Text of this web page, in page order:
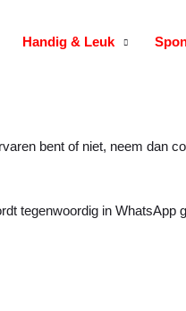
Handig & Leuk
bent of niet, neem dan
tegenwoordig in WhatsApp